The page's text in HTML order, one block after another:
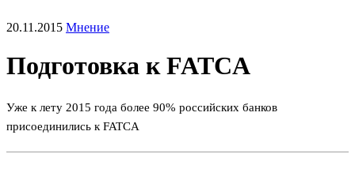
20.11.2015 Мнение
Подготовка к FATCA
Уже к лету 2015 года более 90% российских банков
присоединились к FATCA